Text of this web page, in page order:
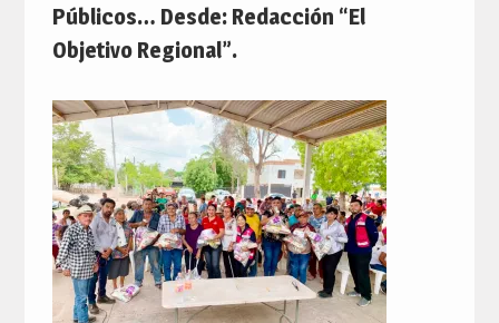
Públicos… Desde: Redacción “El
Objetivo Regional”.